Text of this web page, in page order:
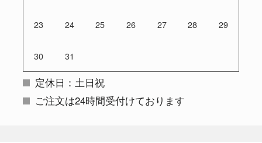
23 24 25 26 27 28 29
30 31
定休日：土日祝
ご注文は24時間受付けております